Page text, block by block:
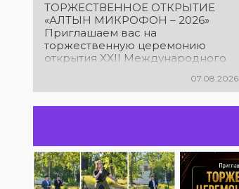
ТОРЖЕСТВЕННОЕ ОТКРЫТИЕ
«АЛТЫН МИКРОФОН – 2026»
Приглашаем вас на
торжественную церемонию
открытия XXII Международного
микрофон – 2026»! В этот день
талантливые исполнители из
разных стран встретятся на
творчества. Станьте свидетелями
начала большого вокального
состязания! Приходите
поддержать талантливых
07.08.2026